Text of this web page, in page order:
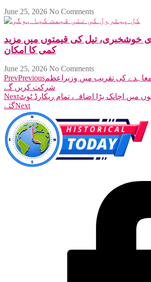
June 25, 2026 No Comments
خوشخبری، تیل کی قیمتوں میں مزید
کمی کا امکان
June 25, 2026 No Comments
PrevPreviousمعاہدے کی تقریب میں وزیراعظم
شرکت کریں گے
Nextمیں اچانک بڑا اضافہ، تمام ریکارڈ ٹوٹ
گئےNext